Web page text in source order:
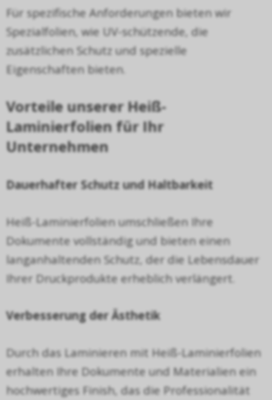
Für spezifische Anforderungen bieten wir
Spezialfolien, wie UV-schützende, die
zusätzlichen Schutz und spezielle
Eigenschaften bieten.
Vorteile unserer Heiß-
Laminierfolien für Ihr
Unternehmen
Dauerhafter Schutz und Haltbarkeit
Heiß-Laminierfolien umschließen Ihre
Dokumente vollständig und bieten einen
langanhaltenden Schutz, der die Lebensdauer
Ihrer Druckprodukte erheblich verlängert.
Verbesserung derÄsthetik
Durch das Laminieren mit Heiß-Laminierfolien
erhalten Ihre Dokumente und Materialien ein
hochwertiges Finish, das die Professionalität